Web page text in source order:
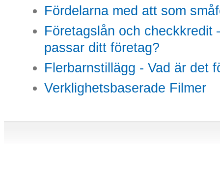
Fördelarna med att som
Företagslån och checkkredit
passar ditt företag?
Flerbarnstillägg - Vad är det
Verklighetsbaserade Filmer